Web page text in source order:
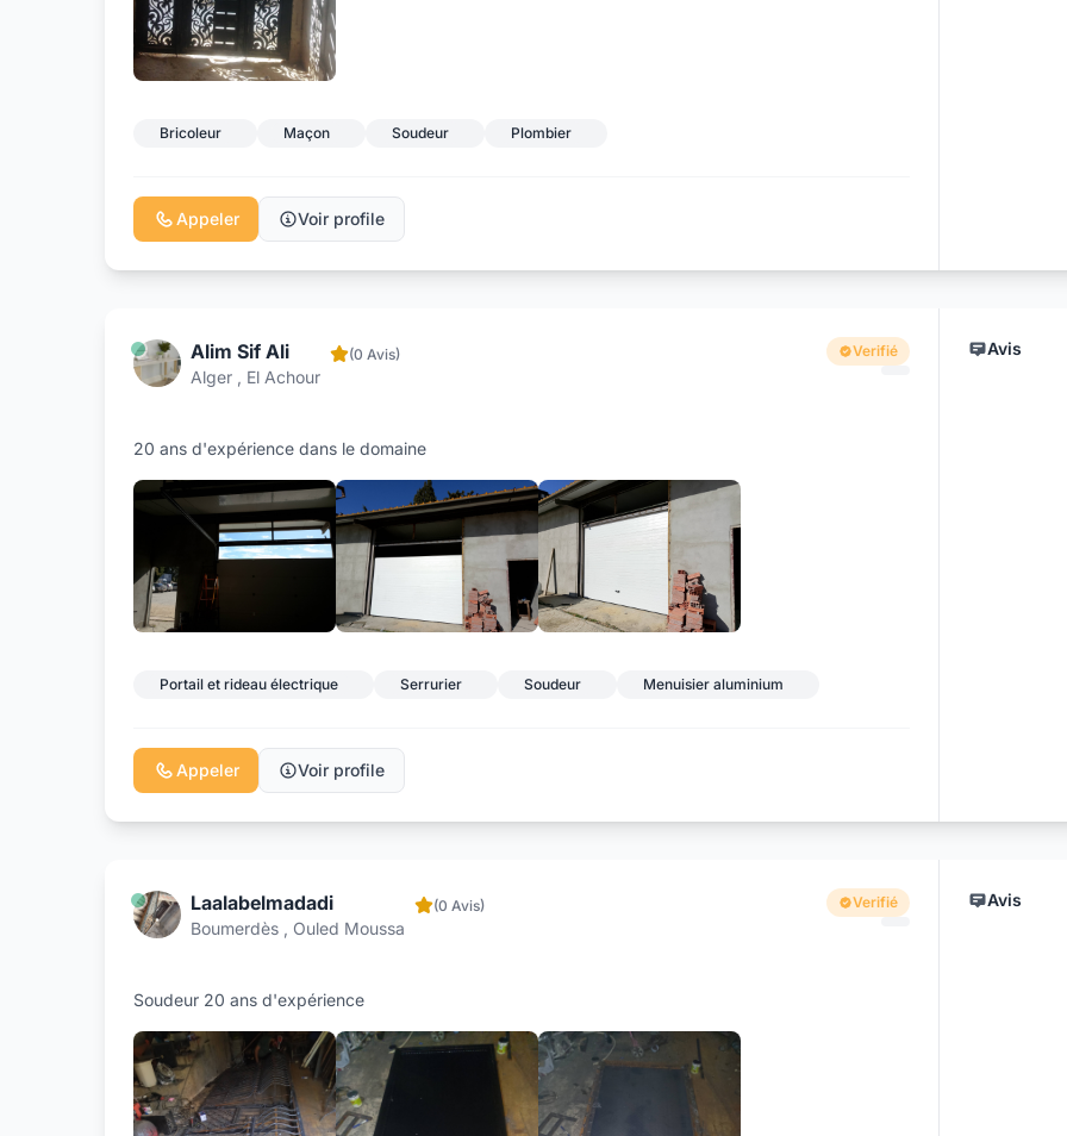
Bricoleur Maçon Soudeur Plombier
Appeler Voir profile
Alim Sif Ali
Alger , El Achour
(0 Avis) Verifié
20 ans d'expérience dans le domaine
Portail et rideau électrique Serrurier Soudeur Menuisier aluminium
Appeler Voir profile
Avis
Laalabelmadadi
Boumerdès , Ouled Moussa
(0 Avis) Verifié
Soudeur 20 ans d'expérience
Avis